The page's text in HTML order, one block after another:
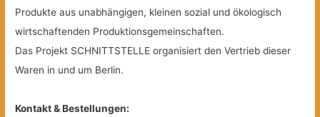
Produkte aus unabhängigen, kleinen sozial und ökologisch
wirtschaftenden Produktionsgemeinschaften.
Das Projekt SCHNITTSTELLE organisiert den Vertrieb dieser
Waren in und um Berlin.
Kontakt & Bestellungen: